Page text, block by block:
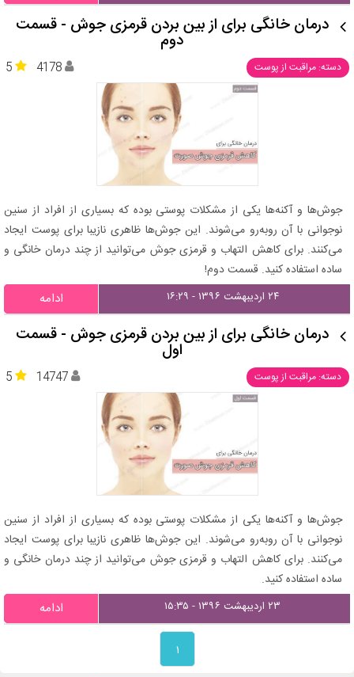
درمان خانگی برای از بین بردن قرمزی جوش - قسمت
دوم
دسته: مراقبت از پوست 5 4178
جوش‌ها و آکنه‌ها یکی از مشکلات پوستی بوده که بسیاری از افراد از سنین
نوجوانی با آن روبه‌رو می‌شوند. این جوش‌ها ظاهری نازیبا برای پوست ایجاد
می‌کنند. برای کاهش التهاب و قرمزی جوش می‌توانید از چند درمان خانگی و
ساده استفاده کنید. قسمت دوم!
۲۴ اردیبهشت ۱۳۹۶ - ۱۶:۲۹ ادامه
درمان خانگی برای از بین بردن قرمزی جوش - قسمت
اول
دسته: مراقبت از پوست 5 14747
جوش‌ها و آکنه‌ها یکی از مشکلات پوستی بوده که بسیاری از افراد از سنین
نوجوانی با آن روبه‌رو می‌شوند. این جوش‌ها ظاهری نازیبا برای پوست ایجاد
می‌کنند. برای کاهش التهاب و قرمزی جوش می‌توانید از چند درمان خانگی و
ساده استفاده کنید.
۲۳ اردیبهشت ۱۳۹۶ - ۱۵:۳۵ ادامه
۱